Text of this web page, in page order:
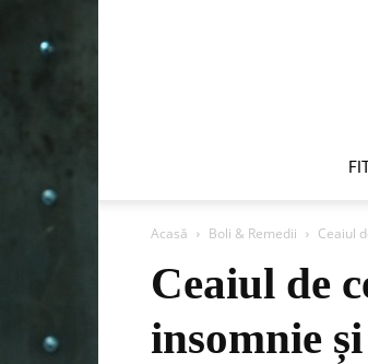
Acasă Boli & Remedii Ceaiul
Ceaiul de
insomnie